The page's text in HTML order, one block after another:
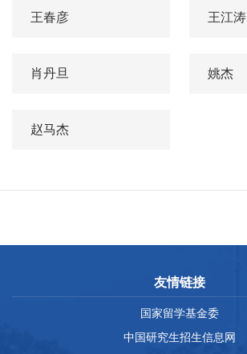
王春彦 王江涛
肖丹旦 姚杰
赵马杰
友情链接
国家留学基金委
中国研究生招生信息网